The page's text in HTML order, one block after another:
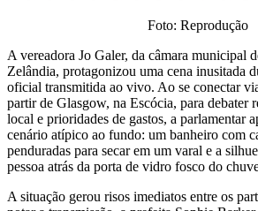
Foto: Reprodução
A vereadora Jo Galer, da câmara municipal
Zelândia, protagonizou uma cena inusitada
oficial transmitida ao vivo. Ao se conectar
partir de Glasgow, na Escócia, para debater
local e prioridades de gastos, a parlamentar
cenário atípico ao fundo: um banheiro com
penduradas para secar em um varal e a
pessoa atrás da porta de vidro fosco do
A situação gerou risos imediatos entre os